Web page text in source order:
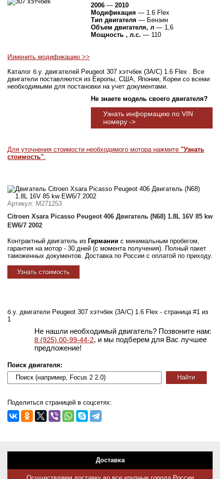
2006 — 2010
Модификация — 1.6 Flex
Тип двигателя — Бензин
Объем двигателя, л — 1,6
Мощность , л.с. — 110
Изменить модификацию >>
Каталог б.у. двигателей Peugeot 307 хэтчбек (3A/C) 1.6 Flex . Все
двигатели поставляются из Европы, США, Японии, Кореи со всеми
необходимыми для постановки на учет документами.
Не знаете модель своего двигателя?
Узнать информацию по VIN
номеру ->
Для уточнения стоимости необходимого мотора нажмите "Узнать
стоимость".
Артикул: M271253
Citroen Xsara Picasso Peugeot 406 Двигатель (N68) 1.8L 16V 85 kw
EW6/7 2002
Контрактный двигатель из Германии с минимальным пробегом,
гарантия на мотор - 30 дней (с момента получения). Полный пакет
таможенных документов. Доставка по России с оплатой по приходу.
Узнать стоимость
б.у. двигатели Peugeot 307 хэтчбек (3A/C) 1.6 Flex - страница #1 из
1
Не нашли необходимый двигатель? Позвоните нам:
8 (925) 00-99-44-2, и мы подберем для Вас лучшее
предложение!
Поиск двигателя:
Поделиться страницей в соцсетях:
Доставка